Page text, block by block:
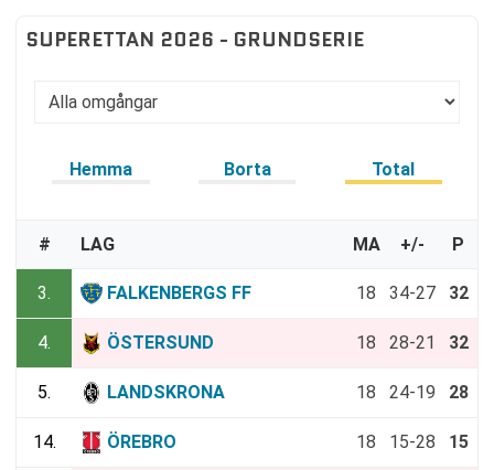
SUPERETTAN 2026 - GRUNDSERIE
Hemma Borta Total
# LAG MA +/- P
3. FALKENBERGS FF 18 34-27 32
4. ÖSTERSUND 18 28-21 32
5. LANDSKRONA 18 24-19 28
14. ÖREBRO 18 15-28 15